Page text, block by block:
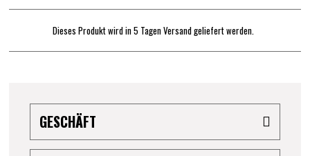
Dieses Produkt wird in 5 Tagen Versand geliefert werden.
GESCHÄFT